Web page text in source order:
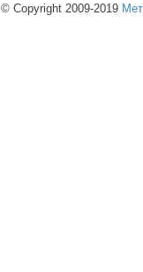
© Copyright 2009-2019